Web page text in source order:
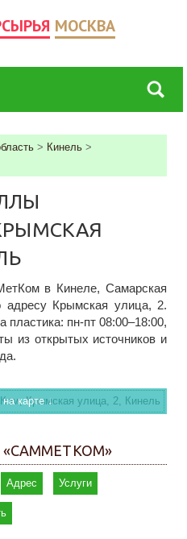
МОСКВА
> Кинель >
в Кинеле, Самарская
адресу Крымская улица, 2.
пн-пт 08:00–18:00,
из открытых источников и
карте ↓
Адрес Услуги